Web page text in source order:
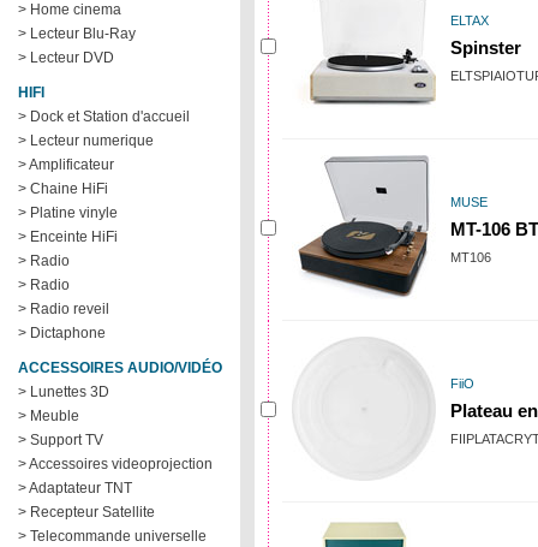
> Home cinema
> Lecteur Blu-Ray
> Lecteur DVD
HIFI
> Dock et Station d'accueil
> Lecteur numerique
> Amplificateur
> Chaine HiFi
> Platine vinyle
> Enceinte HiFi
> Radio
> Radio
> Radio reveil
> Dictaphone
ACCESSOIRES AUDIO/VIDÉO
> Lunettes 3D
> Meuble
> Support TV
> Accessoires videoprojection
> Adaptateur TNT
> Recepteur Satellite
> Telecommande universelle
ELTAX
Spinster
MUSE
MT-106 BT
MT106
FiiO
Plateau